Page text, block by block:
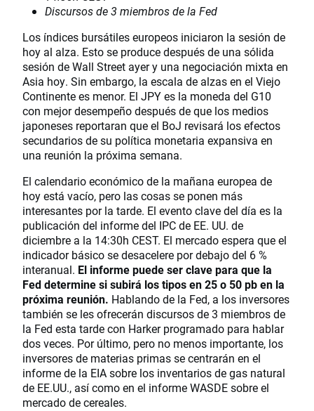
Discursos de 3 miembros de la Fed
Los índices bursátiles europeos iniciaron la sesión de
hoy al alza. Esto se produce después de una sólida
sesión de Wall Street ayer y una negociación mixta en
Asia hoy. Sin embargo, la escala de alzas en el Viejo
Continente es menor. El JPY es la moneda del G10
con mejor desempeño después de que los medios
japoneses reportaran que el BoJ revisará los efectos
secundarios de su política monetaria expansiva en
una reunión la próxima semana.
El calendario económico de la mañana europea de
hoy está vacío, pero las cosas se ponen más
interesantes por la tarde. El evento clave del día es la
publicación del informe del IPC de EE. UU. de
diciembre a la 14:30h CEST. El mercado espera que el
indicador básico se desacelere por debajo del 6 %
interanual. El informe puede ser clave para que la
Fed determine si subirá los tipos en 25 o 50 pb en la
próxima reunión. Hablando de la Fed, a los inversores
también se les ofrecerán discursos de 3 miembros de
la Fed esta tarde con Harker programado para hablar
dos veces. Por último, pero no menos importante, los
inversores de materias primas se centrarán en el
informe de la EIA sobre los inventarios de gas natural
de EE.UU., así como en el informe WASDE sobre el
mercado de cereales.